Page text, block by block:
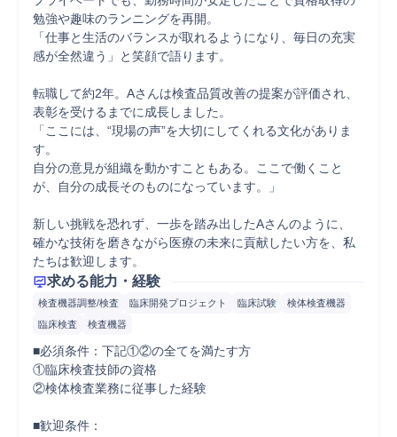
勉強や趣味のランニングを再開。
「仕事と生活のバランスが取れるようになり、毎日の充実
感が全然違う」と笑顔で語ります。
転職して約2年。Aさんは検査品質改善の提案が評価され、
表彰を受けるまでに成長しました。
「ここには、“現場の声”を大切にしてくれる文化がありま
す。
自分の意見が組織を動かすこともある。ここで働くこと
が、自分の成長そのものになっています。」
新しい挑戦を恐れず、一歩を踏み出したAさんのように、
確かな技術を磨きながら医療の未来に貢献したい方を、私
たちは歓迎します。
求める能力・経験
検査機器調整/検査 臨床開発プロジェクト 臨床試験
検体検査機器
臨床検査
検査機器
■必須条件：下記①②の全てを満たす方
①臨床検査技師の資格
②検体検査業務に従事した経験
■歓迎条件：